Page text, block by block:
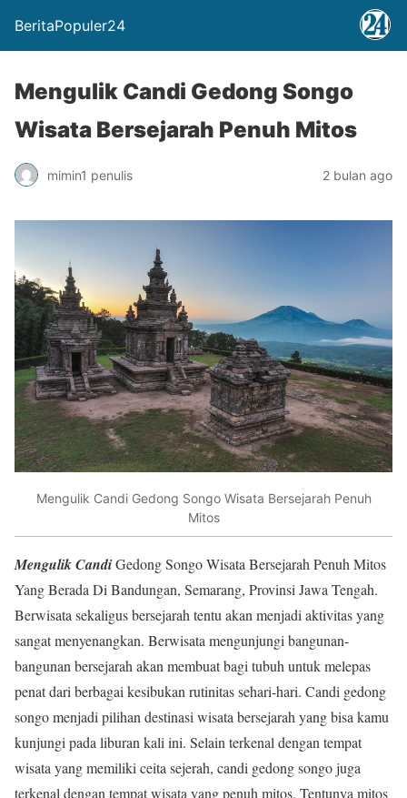
BeritaPopuler24
Mengulik Candi Gedong Songo
Wisata Bersejarah Penuh Mitos
mimin1 penulis 2 bulan ago
Mengulik Candi Gedong Songo Wisata Bersejarah Penuh
Mitos
Mengulik CandiGedong Songo Wisata Bersejarah Penuh Mitos
Yang Berada Di Bandungan, Semarang, Provinsi Jawa Tengah.
Berwisata sekaligus bersejarah tentu akan menjadi aktivitas yang
sangat menyenangkan. Berwisata mengunjungi bangunan-
bangunan bersejarah akan membuat bagi tubuh untuk melepas
penat dari berbagai kesibukan rutinitas sehari-hari. Candi gedong
songo menjadi pilihan destinasi wisata bersejarah yang bisa kamu
kunjungi pada liburan kali ini. Selain terkenal dengan tempat
wisata yang memiliki ceita sejerah, candi gedong songo juga
terkenal dengan tempat wisata yang penuh mitos. Tentunya mitos